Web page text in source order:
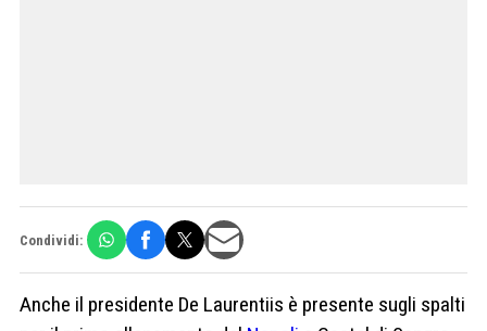
Condividi:
Anche il presidente De Laurentiis è presente sugli spalti